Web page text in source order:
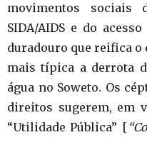
movimentos sociais
SIDA/AIDS e do
duradouro que reifica o
mais típica a derrota
água no Soweto. Os
direitos sugerem, em
“Utilidade Pública” [